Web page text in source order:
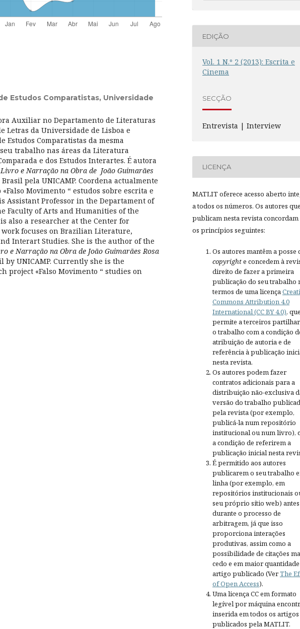
Estudos Comparatistas, Universidade
Auxiliar no Departamento de Literaturas
Letras da Universidade de Lisboa e
Estudos Comparatistas da mesma
trabalho nas áreas da Literatura
e dos Estudos Interartes. É autora
e Narração na Obra de João Guimarães
pela UNICAMP. Coordena actualmente
Movimento “ estudos sobre escrita e
Assistant Professor in the Departament of
Faculty of Arts and Humanities of the
also a researcher at the Center for
focuses on Brazilian Literature,
Interart Studies. She is the author of the
e Narração na Obra de João Guimarães Rosa
by UNICAMP. Currently she is the
project «Falso Movimento “ studies on
EDIÇÃO
Vol. 1 N.º 2 (2013): Escrita e
Cinema
SECÇÃO
Entrevista | Interview
LICENÇA
MATLIT oferece acesso aberto
a todos os números. Os autores que
publicam nesta revista concordam
os princípios seguintes:
Os autores mantêm a posse
copyrighte concedem à
direito de fazer a primeira
publicação do seu trabalho
termos de uma licença
Commons Attribution 4.0
International (CC BY 4.0), que
permite a terceiros
o trabalho com a condição
atribuição de autoria e de
referência à publicação
nesta revista.
Os autores podem fazer
contratos adicionais para a
distribuição não-exclusiva
versão do trabalho
pela revista (por exemplo,
publicá-la num repositório
institucional ou num livro),
a condição de referirem a
publicação inicial nesta
É permitido aos autores
publicarem o seu trabalho
linha (por exemplo, em
repositórios institucionais
seu próprio sítio web) antes
durante o processo de
arbitragem, já que isso
proporciona interações
produtivas, assim como a
possibilidade de citações
cedo e em maior
artigo publicado (VerThe
of Open Access).
Uma licença CC em formato
legível por máquina
inserida em todos os artigos
publicados pela MATLIT.